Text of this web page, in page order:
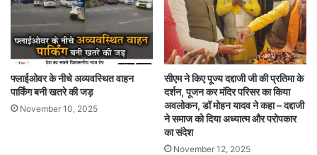
फ्लाईओवर के नीचे अव्यवस्थित वाहन
पार्किंग बनी खतरे की जड़
November 10, 2025
सीएम ने किए पूज्य दद्दाजी जी की प्रतिमा के
दर्शन, पूजन कर मंदिर परिसर का किया
अवलोकन, डॉ मोहन यादव ने कहा – दद्दाजी
ने समाज को दिया अध्यात्म और परोपकार
का संदेश
November 12, 2025